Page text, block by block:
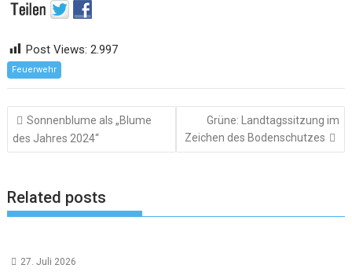
Post Views: 2.997
Feuerwehr
Beitragsnavigation
Sonnenblume als „Blume
des Jahres 2024“
Grüne: Landtagssitzung im
Zeichen des Bodenschutzes
Related posts
27. Juli 2026